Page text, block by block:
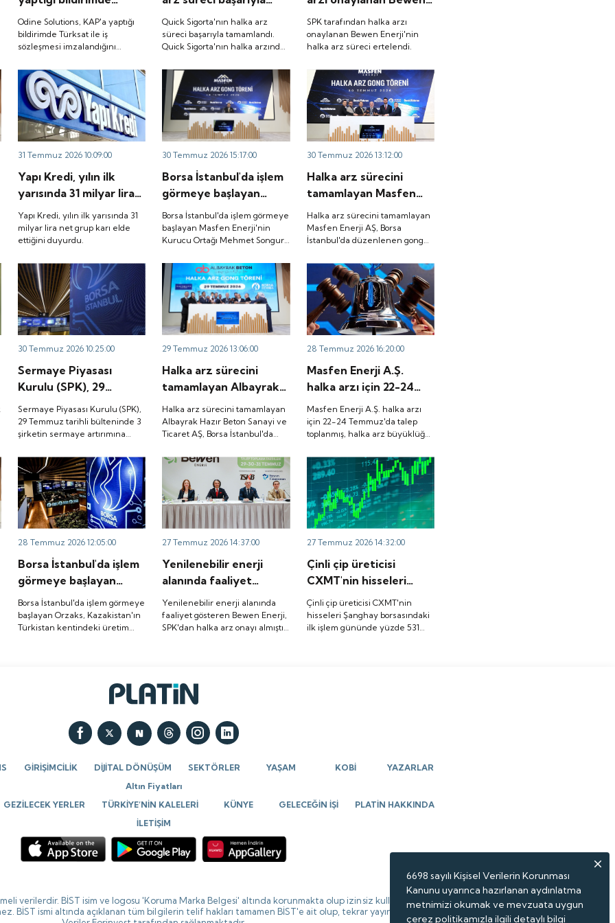
Türksat ile iş
sözleşmesi
imzalandığını duyurdu.
Odine Solutions, KAP'a yaptığı
bildirimde Türksat ile iş
sözleşmesi imzalandığını
tamamlandı. Quick
Sigorta'nın halka
arzında bireysel
tutarın yaklaşık 1,31
katı ve yurt içi
kurumsal yatırımcılara
ayrılan tutarın ise 1,07
katı talep geldi. Quick
2026 tarihinde “QUICK”
işlem koduyla Borsa
İstanbul'da işlem
görmeye başlayacak.
Quick Sigorta'nın halka arz
süreci başarıyla tamamlandı.
Quick Sigorta'nın halka arzında
tutarın yaklaşık 1,31 katı ve yurt
içi kurumsal yatırımcılara
ayrılan tutarın ise 1,07 katı talep
geldi. Quick Sigorta, 6 Ağustos
2026 tarihinde “QUICK” işlem
koduyla Borsa İstanbul'da işlem
Enerji'nin halka arz
süreci ertelendi.
SPK tarafından halka arzı
onaylanan Bewen Enerji'nin
halka arz süreci ertelendi.
31 Temmuz 2026 10:09:00
Yapı Kredi, yılın ilk
yarısında 31 milyar lira
net grup karı elde
ettiğini duyurdu.
Yapı Kredi, yılın ilk yarısında 31
milyar lira net grup karı elde
ettiğini duyurdu.
30 Temmuz 2026 15:17:00
Borsa İstanbul'da işlem
görmeye başlayan
Masfen Enerji'nin
Kurucu Ortağı Mehmet
Songur, şirketin yatırım
Borsa İstanbul'da işlem görmeye
başlayan Masfen Enerji'nin
Kurucu Ortağı Mehmet Songur,
30 Temmuz 2026 13:12:00
Halka arz sürecini
tamamlayan Masfen
Enerji AŞ, Borsa
İstanbul'da düzenlenen
gong töreniyle
görmeye başladı.
Halka arz sürecini tamamlayan
Masfen Enerji AŞ, Borsa
İstanbul'da düzenlenen gong
işlem görmeye başladı.
30 Temmuz 2026 10:25:00
Sermaye Piyasası
Kurulu (SPK), 29
Temmuz tarihli
bülteninde 3 şirketin
sermaye artırımına
Sermaye Piyasası Kurulu (SPK),
29 Temmuz tarihli bülteninde 3
şirketin sermaye artırımına
29 Temmuz 2026 13:06:00
Halka arz sürecini
tamamlayan Albayrak
Hazır Beton Sanayi ve
Ticaret AŞ, Borsa
İstanbul'da düzenlenen
"ALBTN" koduyla işlem
görmeye başladı.
Halka arz sürecini tamamlayan
Albayrak Hazır Beton Sanayi ve
Ticaret AŞ, Borsa İstanbul'da
"ALBTN" koduyla işlem görmeye
28 Temmuz 2026 16:20:00
Masfen Enerji A.Ş.
halka arzı için 22-24
Temmuz'da talep
toplanmış, halka arz
büyüklüğü
olarak gerçekleşmişti.
Peki, şirket payları ne
zaman borsada işlem
görecek?
Masfen Enerji A.Ş. halka arzı
için 22-24 Temmuz'da talep
toplanmış, halka arz büyüklüğü
gerçekleşmişti. Peki, şirket
payları ne zaman borsada işlem
görecek?
28 Temmuz 2026 12:05:00
Borsa İstanbul'da işlem
görmeye başlayan
Orzaks, Kazakistan'ın
Türkistan kentindeki
üretim tesisi
Borsa İstanbul'da işlem görmeye
başlayan Orzaks, Kazakistan'ın
Türkistan kentindeki üretim
27 Temmuz 2026 14:37:00
Yenilenebilir enerji
alanında faaliyet
gösteren Bewen Enerji,
SPK'dan halka arz
onayı almıştı. Halka arz
Yenilenebilir enerji alanında
faaliyet gösteren Bewen Enerji,
SPK'dan halka arz onayı almıştı.
27 Temmuz 2026 14:32:00
Çinli çip üreticisi
CXMT'nin hisseleri
Şanghay borsasındaki
ilk işlem gününde
yüzde 531 oranında
Çinli çip üreticisi CXMT'nin
hisseleri Şanghay borsasındaki
ilk işlem gününde yüzde 531
GİRİŞİMCİLİK DİJİTAL DÖNÜŞÜM SEKTÖRLER YAŞAM KOBİ
YAZARLAR
Altın Fiyatları
GEZİLECEK YERLER TÜRKİYE’NİN KALELERİ KÜNYE GELECEĞİN İŞİ
PLATİN HAKKINDA
İLETİŞİM
verilerdir. BİST isim ve logosu 'Koruma Marka Belgesi' altında korunmakta olup izinsiz kullanılamaz,
BİST ismi altında açıklanan tüm bilgilerin telif hakları tamamen BİST'e ait olup, tekrar yayınlanamaz.
6698 sayılı Kişisel Verilerin Korunması
Kanunu uyarınca hazırlanan aydınlatma
metnimizi okumak ve mevzuata uygun
çerez politikamızla ilgili detaylı bilgi